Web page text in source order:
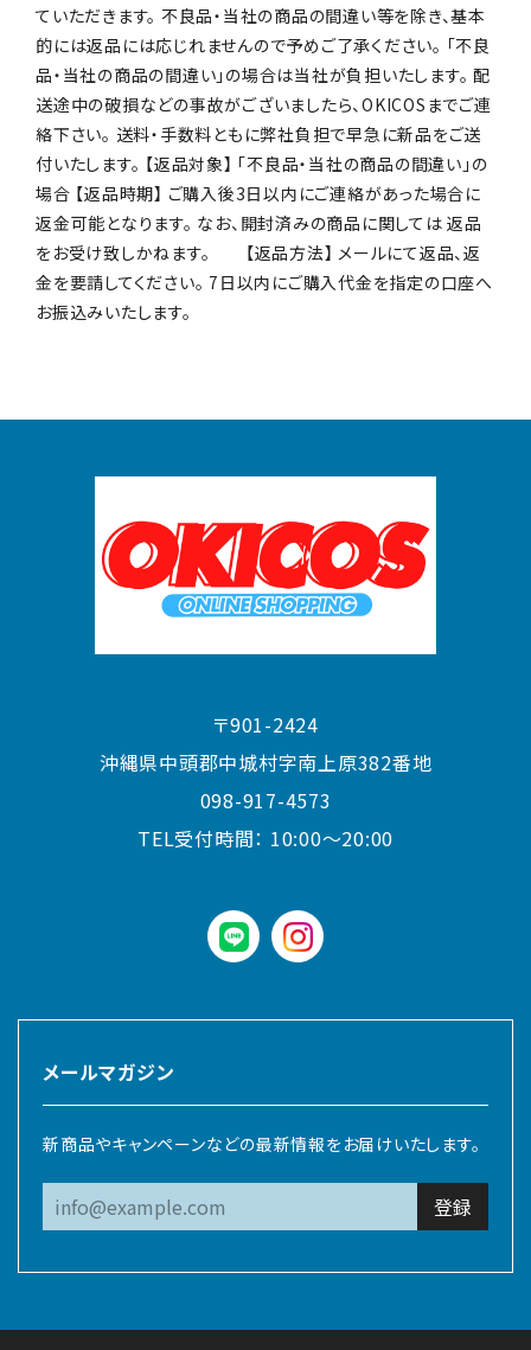
ていただきます。 不良品・当社の商品の間違い等を除き、基本
的には返品には応じれませんので予めご了承ください。 「不良
品・当社の商品の間違い」の場合は当社が負担いたします。 配
送途中の破損などの事故がございましたら、OKICOSまでご連
絡下さい。 送料・手数料ともに弊社負担で早急に新品をご送
付いたします。 【返品対象】 「不良品・当社の商品の間違い」の
場合 【返品時期】 ご購入後3日以内にご連絡があった場合に
返金可能となります。 なお、開封済みの商品に関しては 返品
をお受け致しかねます。 【返品方法】 メールにて返品、返
金を要請してください。 7日以内にご購入代金を指定の口座へ
お振込みいたします。
〒901-2424
沖縄県中頭郡中城村字南上原382番地
098-917-4573
TEL受付時間： 10:00〜20:00
LINE instagram
メールマガジン
新商品やキャンペーンなどの最新情報をお届けいたします。
登録